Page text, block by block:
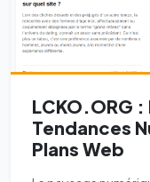
LCKO.ORG
Tendances
Plans Web